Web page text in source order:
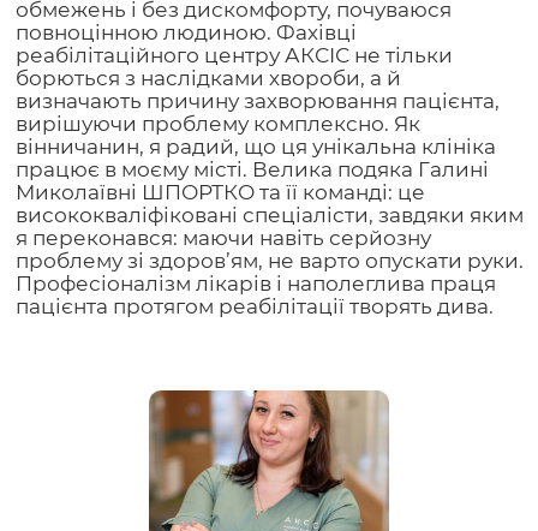
обмежень і без дискомфорту, почуваюся
повноцінною людиною. Фахівці
реабілітаційного центру АКСІС не тільки
борються з наслідками хвороби, а й
визначають причину захворювання пацієнта,
вирішуючи проблему комплексно. Як
вінничанин, я радий, що ця унікальна клініка
працює в моєму місті. Велика подяка Галині
Миколаївні ШПОРТКО та її команді: це
висококваліфіковані спеціалісти, завдяки яким
я переконався: маючи навіть серйозну
проблему зі здоров’ям, не варто опускати руки.
Професіоналізм лікарів і наполеглива праця
пацієнта протягом реабілітації творять дива.